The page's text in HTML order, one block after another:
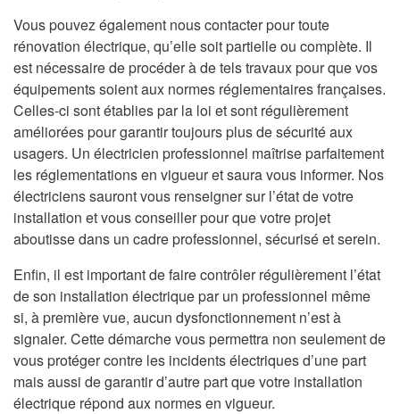
Vous pouvez également nous contacter pour toute
rénovation électrique, qu’elle soit partielle ou complète. Il
est nécessaire de procéder à de tels travaux pour que vos
équipements soient aux normes réglementaires françaises.
Celles-ci sont établies par la loi et sont régulièrement
améliorées pour garantir toujours plus de sécurité aux
usagers. Un électricien professionnel maîtrise parfaitement
les réglementations en vigueur et saura vous informer. Nos
électriciens sauront vous renseigner sur l’état de votre
installation et vous conseiller pour que votre projet
aboutisse dans un cadre professionnel, sécurisé et serein.
Enfin, il est important de faire contrôler régulièrement l’état
de son installation électrique par un professionnel même
si, à première vue, aucun dysfonctionnement n’est à
signaler. Cette démarche vous permettra non seulement de
vous protéger contre les incidents électriques d’une part
mais aussi de garantir d’autre part que votre installation
électrique répond aux normes en vigueur.